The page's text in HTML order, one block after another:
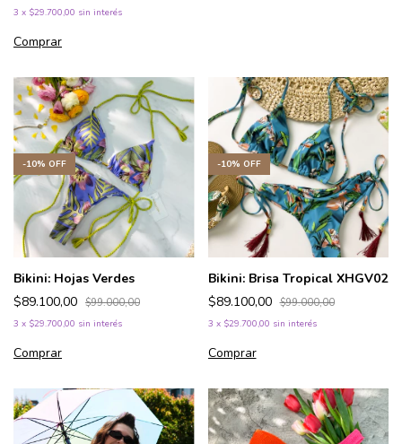
3 x $29.700,00 sin interés
Comprar
-10% OFF
Bikini: Hojas Verdes
$89.100,00 $99.000,00
3 x $29.700,00 sin interés
Comprar
-10% OFF
Bikini: Brisa Tropical XHGV02
$89.100,00 $99.000,00
3 x $29.700,00 sin interés
Comprar